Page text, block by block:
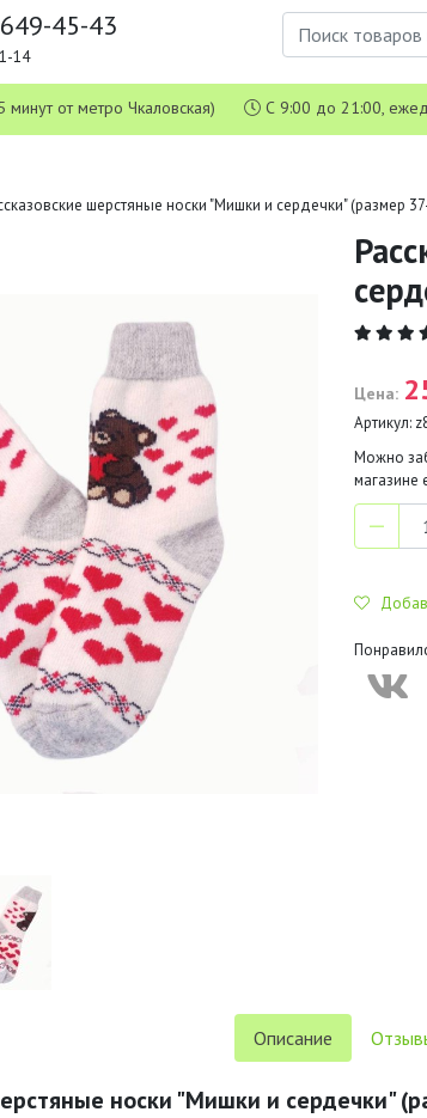
45-43
14
минут от метро Чкаловская) С 9:00 до 21:00,
шерстяные носки "Мишки и сердечки" (размер
Цена:
Артикул:
Можно
магазине
Описание
носки "Мишки и сердечки"